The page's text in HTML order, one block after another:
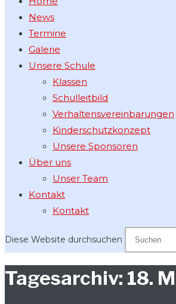
News
Termine
Galerie
Unsere Schule
Klassen
Schulleitbild
Verhaltensvereinbarungen
Kinderschutzkonzept
Unsere Sponsoren
Über uns
Unser Team
Kontakt
Kontakt
Diese Website durchsuchen
Tagesarchiv: 18.